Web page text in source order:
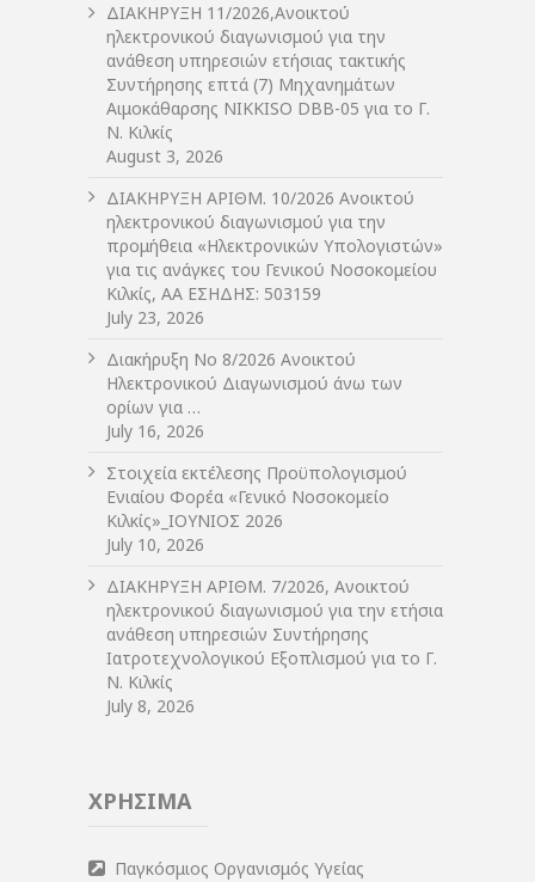
ΔIΑΚΗΡΥΞΗ 11/2026,Ανοικτού
ηλεκτρονικού διαγωνισμού για την
ανάθεση υπηρεσιών ετήσιας τακτικής
Συντήρησης επτά (7) Μηχανημάτων
Αιμοκάθαρσης NIKKISO DBB-05 για το Γ.
Ν. Κιλκίς
August 3, 2026
ΔIΑΚΗΡΥΞΗ ΑΡIΘΜ. 10/2026 Ανοικτού
ηλεκτρονικού διαγωνισμού για την
προμήθεια «Ηλεκτρονικών Υπολογιστών»
για τις ανάγκες του Γενικού Νοσοκομείου
Κιλκίς, ΑΑ ΕΣΗΔΗΣ: 503159
July 23, 2026
Διακήρυξη Νο 8/2026 Ανοικτού
Ηλεκτρονικού Διαγωνισμού άνω των
ορίων για …
July 16, 2026
Στοιχεία εκτέλεσης Προϋπολογισμού
Ενιαίου Φορέα «Γενικό Νοσοκομείο
Κιλκίς»_ΙΟΥΝΙΟΣ 2026
July 10, 2026
ΔIΑΚΗΡΥΞΗ ΑΡIΘΜ. 7/2026, Ανοικτού
ηλεκτρονικού διαγωνισμού για την ετήσια
ανάθεση υπηρεσιών Συντήρησης
Ιατροτεχνολογικού Εξοπλισμού για το Γ.
Ν. Κιλκίς
July 8, 2026
ΧΡΗΣΙΜΑ
Παγκόσμιος Οργανισμός Υγείας